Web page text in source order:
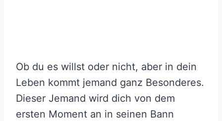
Ob du es willst oder nicht, aber in dein
Leben kommt jemand ganz Besonderes.
Dieser Jemand wird dich von dem
ersten Moment an in seinen Bann